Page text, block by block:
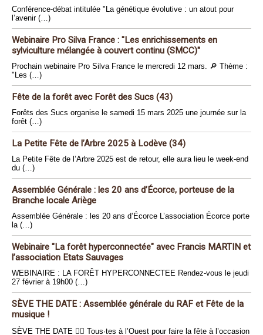
Conférence-débat intitulée "La génétique évolutive : un atout pour
l’avenir (…)
Webinaire Pro Silva France : "Les enrichissements en
sylviculture mélangée à couvert continu (SMCC)"
Prochain webinaire Pro Silva France le mercredi 12 mars. 🔎 Thème :
"Les (…)
Fête de la forêt avec Forêt des Sucs (43)
Forêts des Sucs organise le samedi 15 mars 2025 une journée sur la
forêt (…)
La Petite Fête de l’Arbre 2025 à Lodève (34)
La Petite Fête de l’Arbre 2025 est de retour, elle aura lieu le week-end
du (…)
Assemblée Générale : les 20 ans d’Écorce, porteuse de la
Branche locale Ariège
Assemblée Générale : les 20 ans d’Écorce L’association Écorce porte
la (…)
Webinaire "La forêt hyperconnectée" avec Francis MARTIN et
l’association Etats Sauvages
WEBINAIRE : LA FORÊT HYPERCONNECTEE Rendez-vous le jeudi
27 février à 19h00 (…)
SÈVE THE DATE : Assemblée générale du RAF et Fête de la
musique !
SÈVE THE DATE 🏴‍☠️ Tous·tes à l’Ouest pour faire la fête à l’occasion